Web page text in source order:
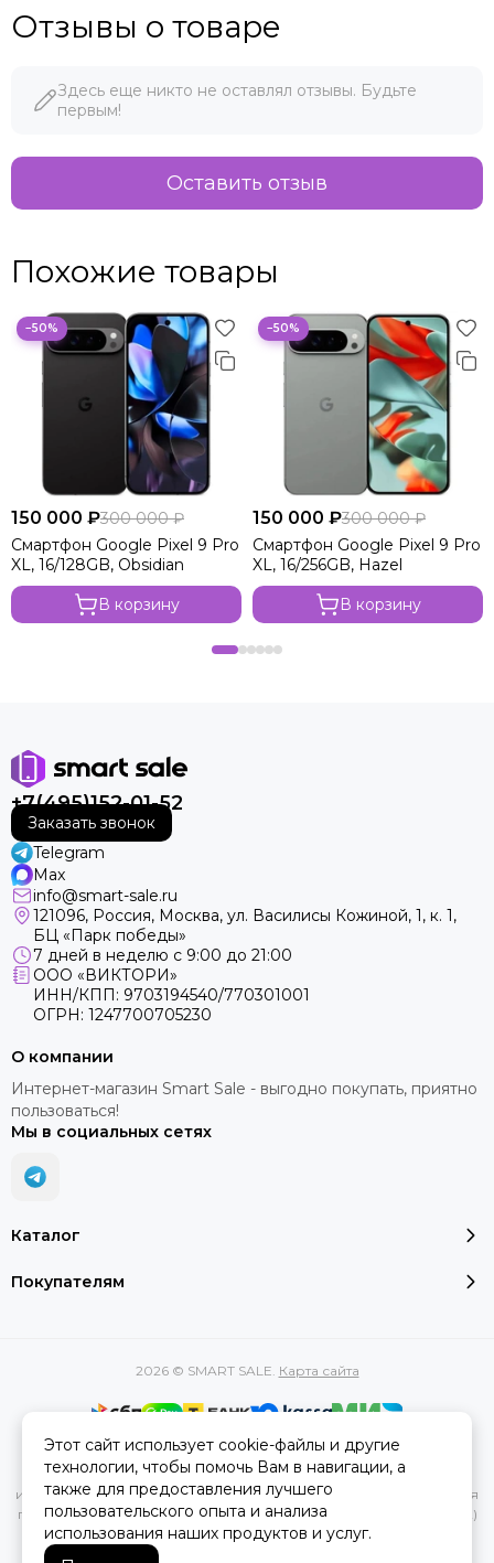
Отзывы о товаре
Здесь еще никто не оставлял отзывы. Будьте
первым!
Оставить отзыв
Похожие товары
−50%
150 000 ₽300 000 ₽
Смартфон Google Pixel 9 Pro
XL, 16/128GB, Obsidian
В корзину
−50%
150 000 ₽300 000 ₽
Смартфон Google Pixel 9 Pro
XL, 16/256GB, Hazel
В корзину
+7(495)152-01-52
Заказать звонок
Telegram
Max
info@smart-sale.ru
121096, Россия, Москва, ул. Василисы Кожиной, 1, к. 1,
БЦ «Парк победы»
7 дней в неделю с 9:00 до 21:00
ООО «ВИКТОРИ»
ИНН/КПП: 9703194540/770301001
ОГРН: 1247700705230
Каталог
Покупателям
О компании
Интернет-магазин Smart Sale - выгодно покупать, приятно
пользоваться!
Мы в социальных сетях
2026 © SMART SALE. Карта сайта
Вся представленная на сайте информация, касающаяся
характеристик, стоимости товаров и услуг, носит
информационный характер и ни при каких условиях не является
публичной офертой, определяемой положениями Статьи 437(2)
Гражданского кодекса РФ.
Этот сайт использует cookie-файлы и другие
технологии, чтобы помочь Вам в навигации, а
также для предоставления лучшего
пользовательского опыта и анализа
использования наших продуктов и услуг.